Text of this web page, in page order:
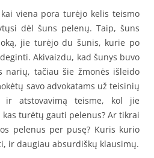
viena pora turėjo kelis teismo
dėl šuns pelenų. Taip, šuns
jie turėjo du šunis, kurie po
Akivaizdu, kad šunys buvo
narių, tačiau šie žmonės išleido
savo advokatams už teisinių
ir atstovavimą teisme, kol jie
turėtų gauti pelenus? Ar tikrai
pelenus per pusę? Kuris kurio
ir daugiau absurdiškų klausimų.